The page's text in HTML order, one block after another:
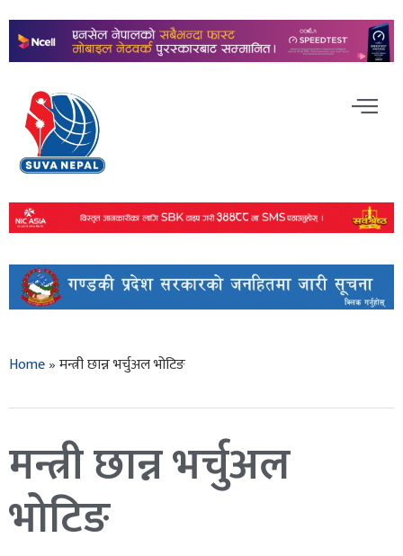
Home»मन्त्री छान्न भर्चुअल भोटिङ
मन्त्री छान्न भर्चुअल
भोटिङ